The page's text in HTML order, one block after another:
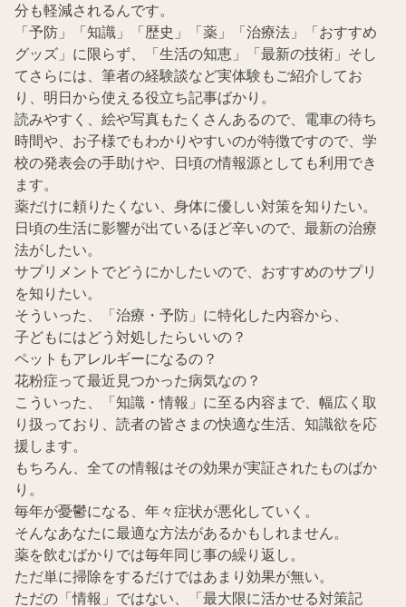
分も軽減されるんです。
「予防」「知識」「歴史」「薬」「治療法」「おすすめ
グッズ」に限らず、「生活の知恵」「最新の技術」そし
てさらには、筆者の経験談など実体験もご紹介してお
り、明日から使える役立ち記事ばかり。
読みやすく、絵や写真もたくさんあるので、電車の待ち
時間や、お子様でもわかりやすいのが特徴ですので、学
校の発表会の手助けや、日頃の情報源としても利用でき
ます。
薬だけに頼りたくない、身体に優しい対策を知りたい。
日頃の生活に影響が出ているほど辛いので、最新の治療
法がしたい。
サプリメントでどうにかしたいので、おすすめのサプリ
を知りたい。
そういった、「治療・予防」に特化した内容から、
子どもにはどう対処したらいいの？
ペットもアレルギーになるの？
花粉症って最近見つかった病気なの？
こういった、「知識・情報」に至る内容まで、幅広く取
り扱っており、読者の皆さまの快適な生活、知識欲を応
援します。
もちろん、全ての情報はその効果が実証されたものばか
り。
毎年が憂鬱になる、年々症状が悪化していく。
そんなあなたに最適な方法があるかもしれません。
薬を飲むばかりでは毎年同じ事の繰り返し。
ただ単に掃除をするだけではあまり効果が無い。
ただの「情報」ではない、「最大限に活かせる対策記